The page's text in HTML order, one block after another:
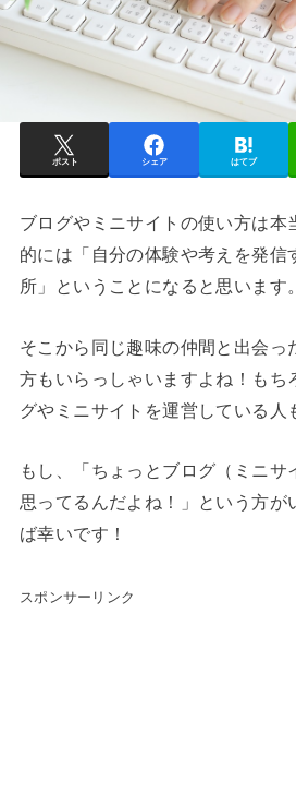
ポスト シェア はてブ
ブログやミニサイトの使い方は本
的には「自分の体験や考えを発信
所」ということになると思います。
そこから同じ趣味の仲間と出会っ
方もいらっしゃいますよね！もち
グやミニサイトを運営している人
もし、「ちょっとブログ（ミニサ
思ってるんだよね！」という方が
ば幸いです！
スポンサーリンク